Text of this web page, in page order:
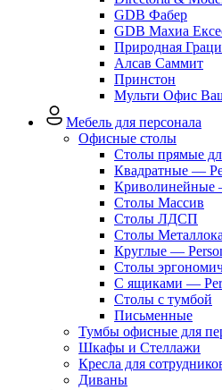
GDB Фабер
GDB Махиа
Природная
Алсав Саммит
Принстон
Мульти Офис
Мебель для персонала
Офисные столы
Столы прямые
Квадратные —
Криволинейные
Столы Массив
Столы ЛДСП
Столы
Круглые —
Столы
С ящиками —
Столы с тумбой
Письменные
Тумбы офисные для
Шкафы и Стеллажи
Кресла для
Диваны